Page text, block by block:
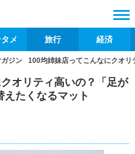
メ 旅行 経済
ガジン 100均姉妹店ってこんなにクオ
オリティ高いの？「足が
たくなるマット